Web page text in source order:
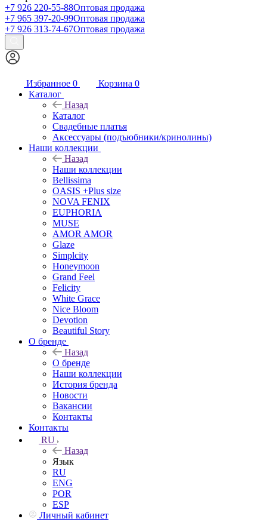
+7 926 220-55-88Оптовая продажа
+7 965 397-20-99Оптовая продажа
+7 926 313-74-67Оптовая продажа
Избранное 0 Корзина 0
Каталог
Назад
Каталог
Свадебные платья
Аксессуары (подъюбники/кринолины)
Наши коллекции
Назад
Наши коллекции
Bellissima
OASIS +Plus size
NOVA FENIX
EUPHORIA
MUSE
AMOR AMOR
Glaze
Simplcity
Honeymoon
Grand Feel
Felicity
White Grace
Nice Bloom
Devotion
Beautiful Story
О бренде
Назад
О бренде
Наши коллекции
История бренда
Новости
Вакансии
Контакты
Контакты
RU
Назад
Язык
RU
ENG
POR
ESP
Личный кабинет